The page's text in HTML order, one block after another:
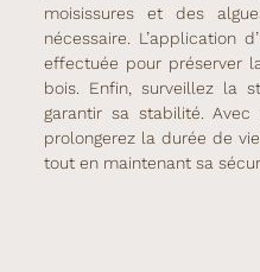
moisissures et des
nécessaire. L’application
effectuée pour préserver
bois. Enfin, surveillez la
garantir sa stabilité.
prolongerez la durée de
tout en maintenant sa